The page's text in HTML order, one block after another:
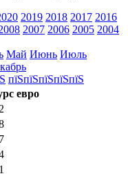
2019 2018 2017 2016
2007 2006 2005 2004
Май Июнь Июль
пїЅпїЅпїЅпїЅпїЅ
евро